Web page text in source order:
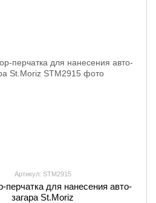
Артикул: STM2915
перчатка для нанесения авто-
загара St.Moriz